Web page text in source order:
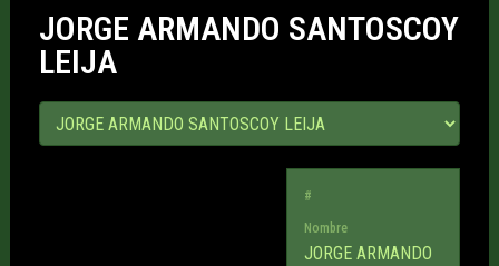
JORGE ARMANDO SANTOSCOY
LEIJA
#
Nombre
JORGE ARMANDO